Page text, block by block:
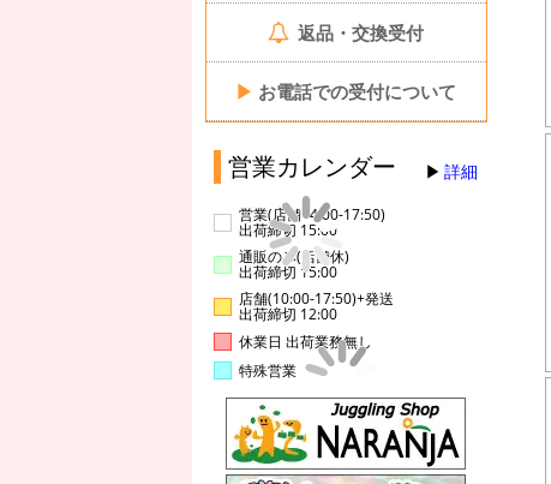
返品・交換受付
▶ お電話での受付について
営業カレンダー 詳細
営業(店舗14:00-17:50)
出荷締切 15:00
通販のみ(店舗休)
出荷締切 15:00
店舗(10:00-17:50)+発送
出荷締切 12:00
休業日 出荷業務無し
特殊営業